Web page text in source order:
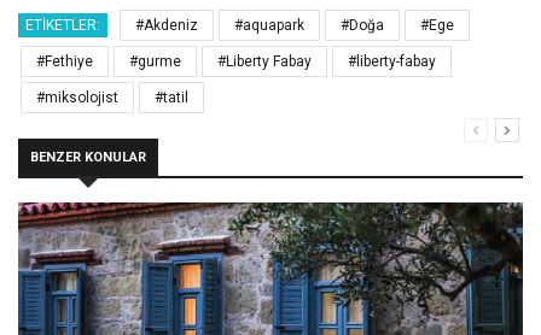
ETIKETLER: #Akdeniz #aquapark #Doğa #Ege
#Fethiye #gurme #Liberty Fabay #liberty-fabay
#miksolojist #tatil
BENZER KONULAR